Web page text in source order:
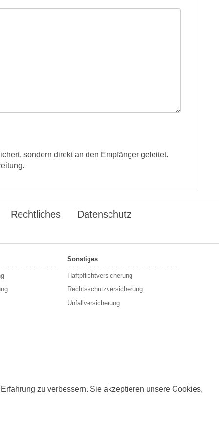
sondern direkt an den Empfänger geleitet.
Rechtliches
Datenschutz
Sonstiges
Haftpflichtversicherung
Rechtsschutzversicherung
Unfallversicherung
zu verbessern. Sie akzeptieren unsere Cookies,